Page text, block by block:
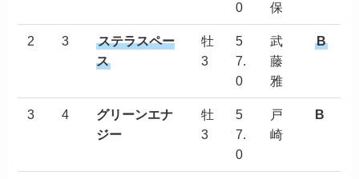
0 保
2 3
ステラスペー
ス
牡
3
5
7.
0
武
藤
雅
B
3 4
グリーンエナ
ジー
牡
3
5
7.
0
戸
崎
B